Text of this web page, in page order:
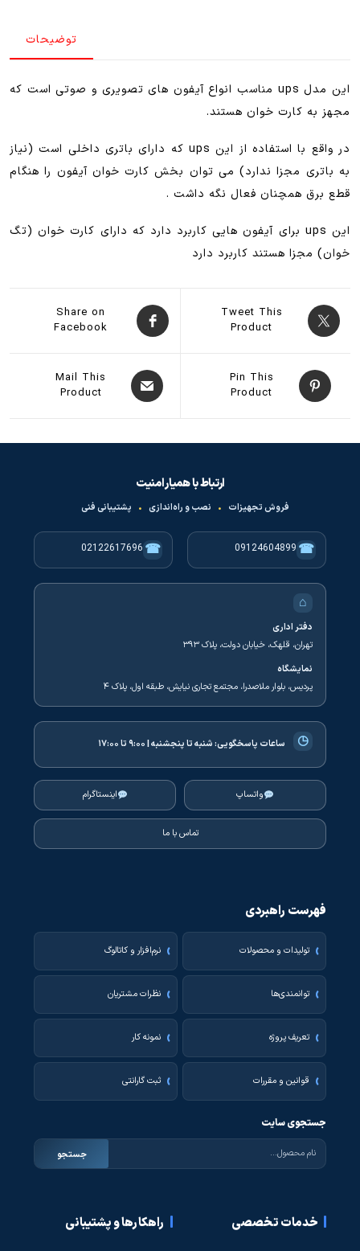
توضیحات
این مدل ups مناسب انواع آیفون های تصویری و صوتی است که
مجهز به کارت خوان هستند.
در واقع با استفاده از این ups که دارای باتری داخلی است (نیاز
به باتری مجزا ندارد) می توان بخش کارت خوان آیفون را هنگام
قطع برق همچنان فعال نگه داشت .
این ups برای آیفون هایی کاربرد دارد که دارای کارت خوان (تگ
خوان) مجزا هستند کاربرد دارد
Tweet This
Product
Share on
Facebook
Pin This
Product
Mail This
Product
ارتباط با همیار امنیت
فروش تجهیزات • نصب و راه‌اندازی • پشتیبانی فنی
☎
09124604899
☎
02122617696
⌂
دفتر اداری
تهران، قلهک، خیابان دولت، پلاک ۳۹۳
نمایشگاه
پردیس، بلوار ملاصدرا، مجتمع تجاری نیایش، طبقه اول، پلاک ۴
◷ ساعات پاسخگویی:شنبه تا پنجشنبه | ۹:۰۰ تا ۱۷:۰۰
واتساپ اینستاگرام
تماس با ما
فهرست راهبردی
تولیدات و محصولات نرم‌افزار و کاتالوگ
توانمندی‌ها نظرات مشتریان
تعریف پروژه نمونه کار
قوانین و مقررات ثبت گارانتی
جستجوی سایت
جستجو
خدمات تخصصی راهکارها و پشتیبانی